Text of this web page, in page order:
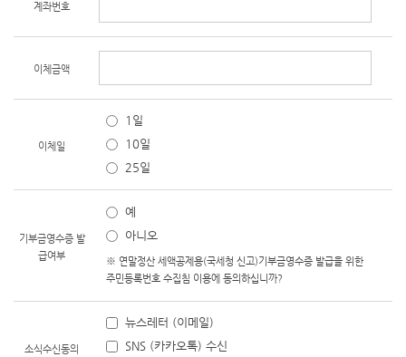
계좌번호
이체금액
이체일
1일
10일
25일
기부금영수증 발
급여부
예
아니오
※ 연말정산 세액공제용(국세청 신고)기부금영수증 발급을 위한
주민등록번호 수집침 이용에 동의하십니까?
소식수신동의
뉴스레터 (이메일)
SNS (카카오톡) 수신